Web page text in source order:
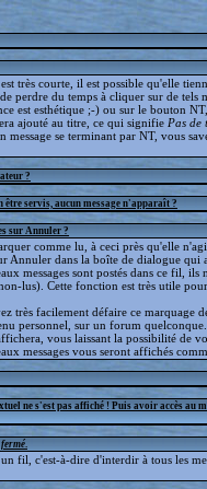
très courte, il est possible qu'elle
perdre du temps à cliquer sur de tels
est esthétique ;-) ou sur le bouton
ajouté au titre, ce qui signifie Pas de
se terminant par NT, vous
?
servis, aucun message n'apparaît ?
sur Annuler ?
comme lu, à ceci près qu'elle
Annuler dans la boîte de dialogue qui
messages sont postés dans ce fil, ils
lus). Cette fonction est très utile
très facilement défaire ce marquage
personnel, sur un forum
vous laissant la possibilité de
messages vous seront affichés
ne s'est pas affiché ! Puis avoir accès au
fil, c'est-à-dire d'interdir à tous les